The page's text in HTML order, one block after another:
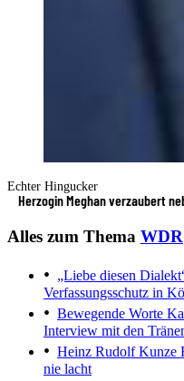
Echter Hingucker
Herzogin Meghan verzaubert
Alles zum Thema WDR
„Liebe diesen
Verfassungsschutz in
Bewegende Worte
Interview mit den
Heinz Rudolf Kunze
nie lacht